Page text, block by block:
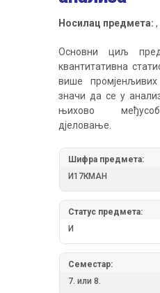
Носилац предмета: ,
Основни циљ
квантитативна
више
значи да се у
њихово
дјеловање.
Шифра предмета:
И17КМАН
Статус предмета:
И
Семестар:
7. или 8.